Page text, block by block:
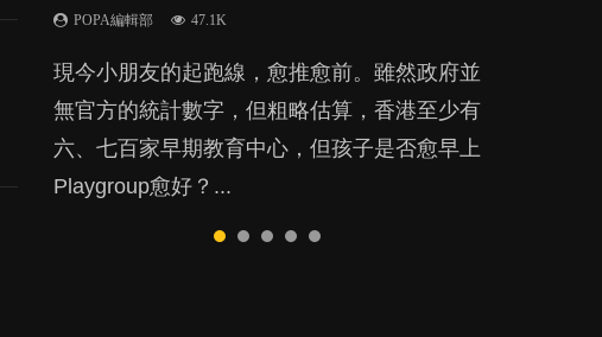
POPA編輯部 47.1K
現今小朋友的起跑線，愈推愈前。雖然政府並
無官方的統計數字，但粗略估算，香港至少有
六、七百家早期教育中心，但孩子是否愈早上
Playgroup愈好？...
POPA編輯部 33.1K
由美國學者所創的 tools of the mind 課程，學
生以遊戲方式學習，學術能力和自制能力亦明
顯比其他小朋友優勝，到底這課程有何特別之
處？...
後抑鬱，影響日常生活，嚴重的甚至會有自
殺，或傷害小朋友的念頭。但為何爸爸患上產
後抑鬱往往難以察覺？...
POPA編輯部 25.8K
許多媽媽心底可能都有一刻掙扎過：究竟全職
好，還是在職好。雖說每個家庭都有自己的獨
特狀況和考慮因素，但原來全職和在職媽媽所
養育的子女其實都各有擅長。...
POPA編輯部 25.5K
BB最喜歡隨手拿起什麼都放入口中，有人說
一旦養成吮手指的習慣，大個就很難戒，但原
來一刀切阻止他們放東西入口，隨時會影響孩
子的身心發展？...